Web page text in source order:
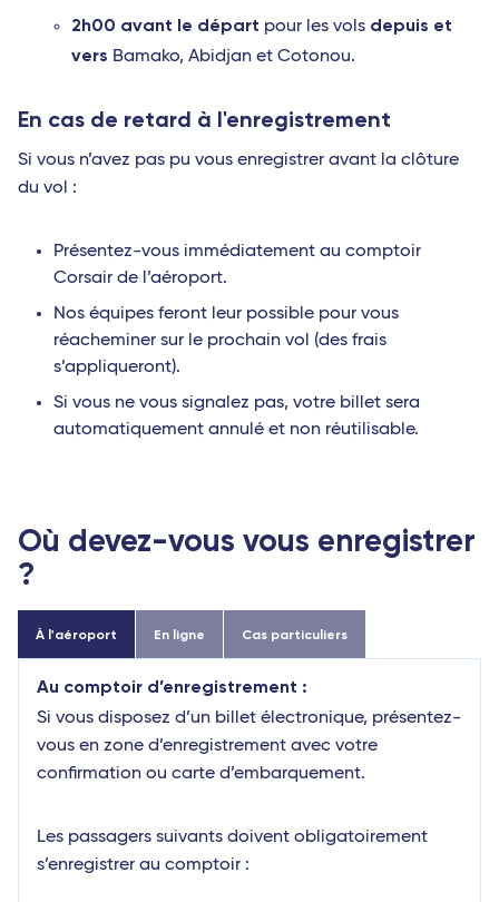
2h00 avant le départ pour les vols depuis et
vers Bamako, Abidjan et Cotonou.
En cas de retard à l'enregistrement
Si vous n’avez pas pu vous enregistrer avant la clôture
du vol :
Présentez-vous immédiatement au comptoir
Corsair de l’aéroport.
Nos équipes feront leur possible pour vous
réacheminer sur le prochain vol (des frais
s’appliqueront).
Si vous ne vous signalez pas, votre billet sera
automatiquement annulé et non réutilisable.
Où devez-vous vous enregistrer
?
À l'aéroport En ligne Cas particuliers
Au comptoir d’enregistrement :
Si vous disposez d’un billet électronique, présentez-
vous en zone d’enregistrement avec votre
confirmation ou carte d’embarquement.
Les passagers suivants doivent obligatoirement
s’enregistrer au comptoir :